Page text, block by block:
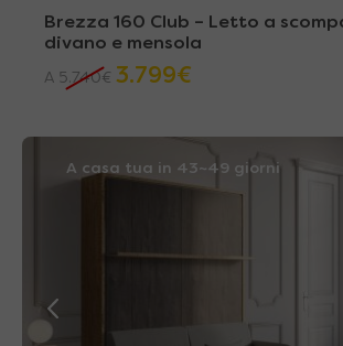
Brezza 160 Club – Letto a
divano e mensola
A 5.740€ 3.799€
A casa tua in 43~49 giorni